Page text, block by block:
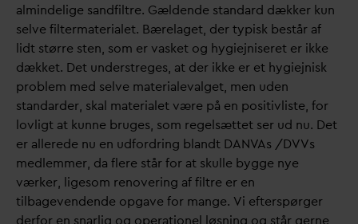
almindelige sandfiltre. Gældende standard dækker kun
selve filtermaterialet. Bærelaget, der typisk består af
lidt større sten, som er vasket og hygiejniseret er ikke
dækket. Det understreges, at der ikke er et hygiejnisk
problem med selve materialevalget, men uden
standarder, skal materialet være på en positivliste, for
lovligt at kunne bruges, som regelsættet ser ud nu. Det
er allerede nu en udfordring blandt DANVAs /DVVs
medlemmer, da flere står for at skulle bygge nye
værker, ligesom renovering af filtre er en
tilbagevendende opgave for mange. Vi efterspørger
derfor en snarlig og operationel løsning og står gerne